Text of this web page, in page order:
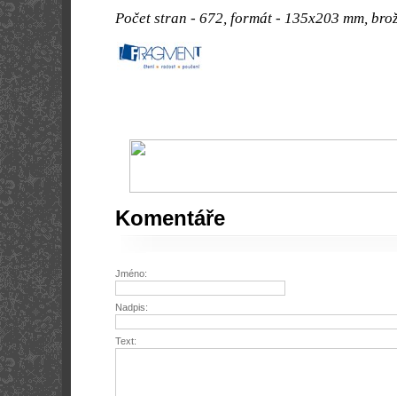
Počet stran - 672, formát - 135x203 mm,
Komentáře
Jméno:
Nadpis:
Text: